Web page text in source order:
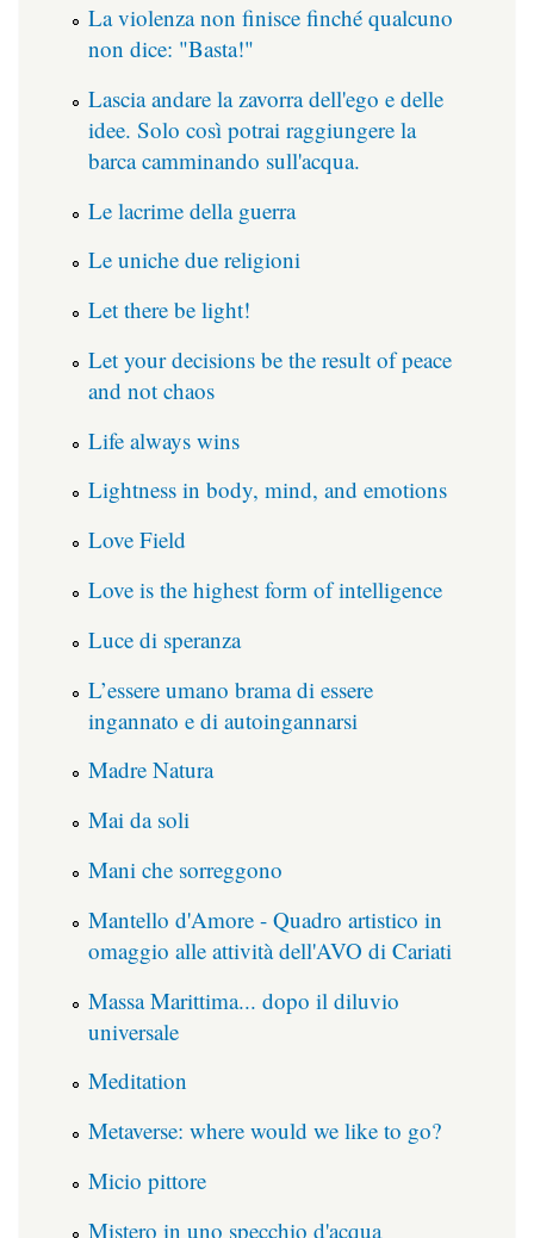
La violenza non finisce finché qualcuno
non dice: "Basta!"
Lascia andare la zavorra dell'ego e delle
idee. Solo così potrai raggiungere la
barca camminando sull'acqua.
Le lacrime della guerra
Le uniche due religioni
Let there be light!
Let your decisions be the result of peace
and not chaos
Life always wins
Lightness in body, mind, and emotions
Love Field
Love is the highest form of intelligence
Luce di speranza
L’essere umano brama di essere
ingannato e di autoingannarsi
Madre Natura
Mai da soli
Mani che sorreggono
Mantello d'Amore - Quadro artistico in
omaggio alle attività dell'AVO di Cariati
Massa Marittima... dopo il diluvio
universale
Meditation
Metaverse: where would we like to go?
Micio pittore
Mistero in uno specchio d'acqua